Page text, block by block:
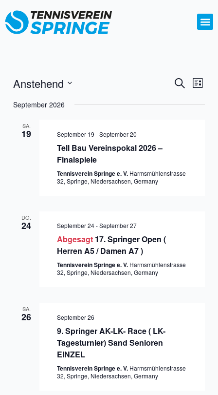
Inhalt
springen
Suche
Liste
Anstehend
wählen.
September 2026
SA.
19 September 19 -September 20
Tell Bau Vereinspokal 2026 –
Finalspiele
Tennisverein Springe e. V. Harmsmühlenstrasse
32, Springe, Niedersachsen, Germany
DO.
24 September 24-September 27
Abgesagt 17. Springer Open (
Herren A5 / Damen A7 )
Tennisverein Springe e. V. Harmsmühlenstrasse
32, Springe, Niedersachsen, Germany
SA.
26 September 26
9. Springer AK-LK- Race ( LK-
Tagesturnier) Sand Senioren
EINZEL
Tennisverein Springe e. V. Harmsmühlenstrasse
32, Springe, Niedersachsen, Germany